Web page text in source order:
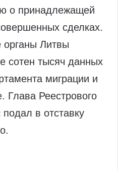
о принадлежащей
сделках.
органы Литвы
сотен тысяч данных
миграции и
Глава Реестрового
в отставку